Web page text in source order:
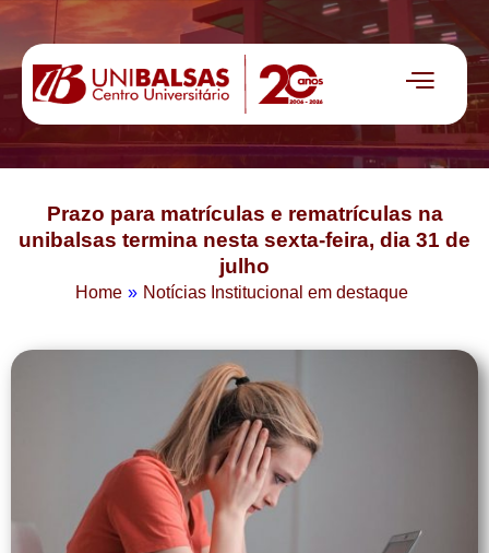
Prazo para matrículas e rematrículas na
unibalsas termina nesta sexta-feira, dia 31 de
julho
Home » Notícias Institucional em destaque